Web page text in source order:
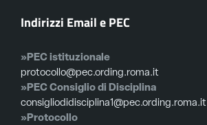
Indirizzi Email e PEC
»PEC istituzionale
protocollo@pec.ording.roma.it
»PEC Consiglio di Disciplina
consigliodidisciplina1@pec.ording.roma.it
»Protocollo